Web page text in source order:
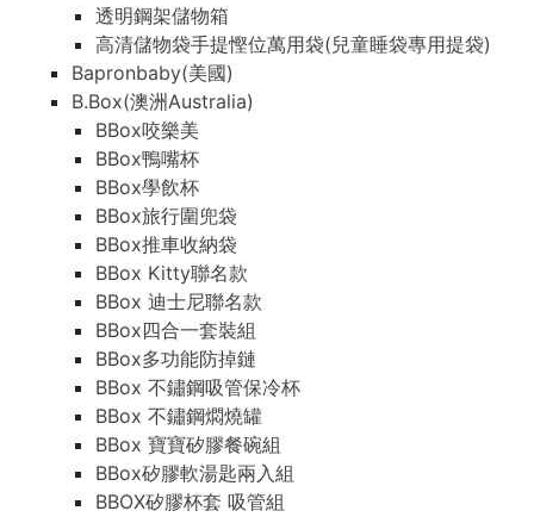
透明鋼架儲物箱
高清儲物袋手提慳位萬用袋(兒童睡袋專用提袋)
Bapronbaby(美國)
B.Box(澳洲Australia)
BBox咬樂美
BBox鴨嘴杯
BBox學飲杯
BBox旅行圍兜袋
BBox推車收納袋
BBox Kitty聯名款
BBox 迪士尼聯名款
BBox四合一套裝組
BBox多功能防掉鏈
BBox 不鏽鋼吸管保冷杯
BBox 不鏽鋼燜燒罐
BBox 寶寶矽膠餐碗組
BBox矽膠軟湯匙兩入組
BBOX矽膠杯套 吸管組